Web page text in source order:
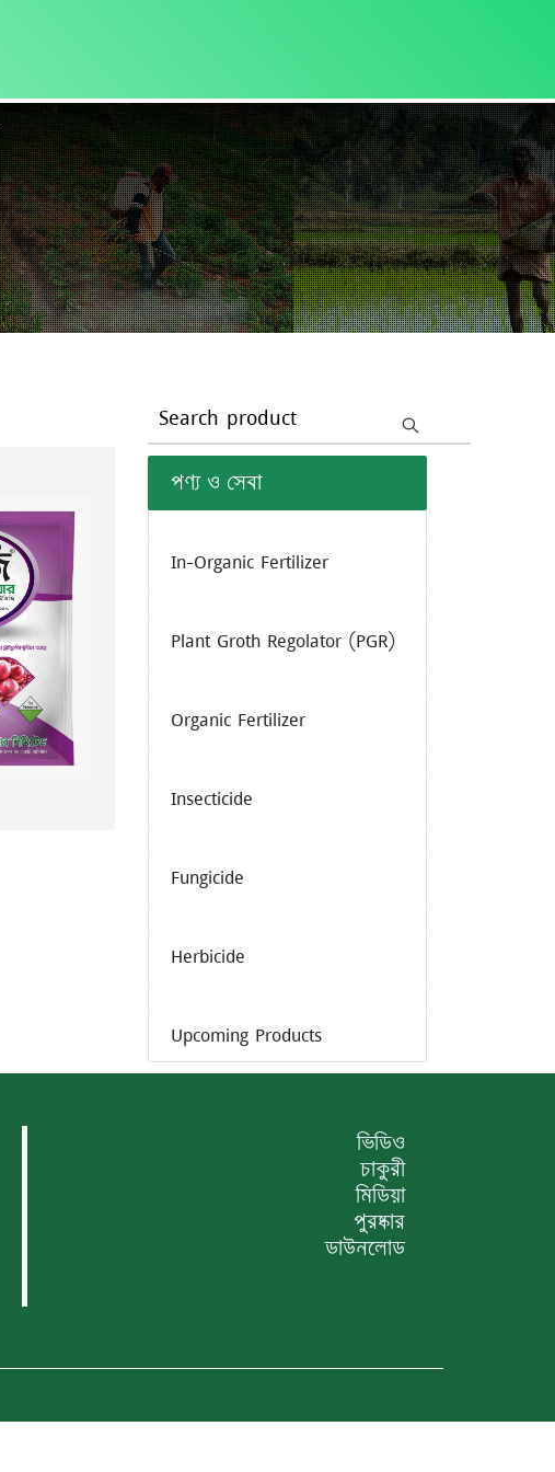
Search product
পণ্য ও সেবা
In-Organic Fertilizer
Plant Groth Regolator (PGR)
Organic Fertilizer
Insecticide
Fungicide
Herbicide
Upcoming Products
ভিডিও
চাকুরী
মিডিয়া
পুরষ্কার
ডাউনলোড